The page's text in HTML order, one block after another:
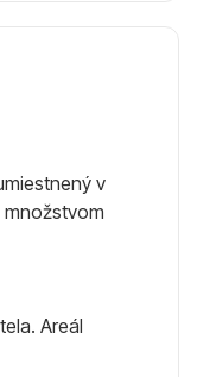
v
množstvom
Areál